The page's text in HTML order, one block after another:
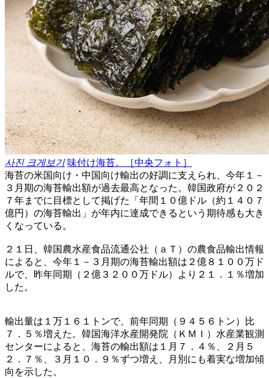
사진 크게보기 味付け海苔。［中央フォト］
海苔の米国向け・中国向け輸出の好調に支えられ、今年１－
３月期の海苔輸出額が過去最高となった。韓国政府が２０２
７年までに目標として掲げた「年間１０億ドル（約１４０７
億円）の海苔輸出」が年内に達成できるという期待感も大き
くなっている。
２１日、韓国農水産食品流通公社（ａＴ）の農食品輸出情報
によると、今年１－３月期の海苔輸出額は２億８１００万ド
ルで、昨年同期（２億３２００万ドル）より２１．１％増加
した。
輸出量は１万１６１トンで、前年同期（９４５６トン）比
７．５％増えた。韓国海洋水産開発院（ＫＭＩ）水産業観測
センターによると、海苔の輸出額は１月７．４％、２月５
２．７％、３月１０．９％ずつ増え、月別にも着実な増加傾
向を示した。